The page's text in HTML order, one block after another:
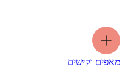
מאפים וקישים